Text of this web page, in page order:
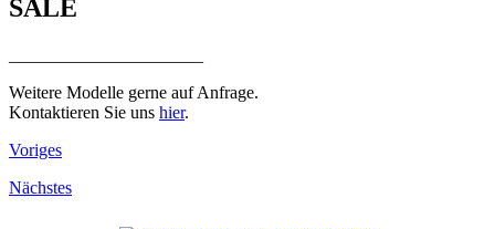
SALE
Weitere Modelle gerne auf Anfrage.
Kontaktieren Sie uns hier.
Voriges
Nächstes